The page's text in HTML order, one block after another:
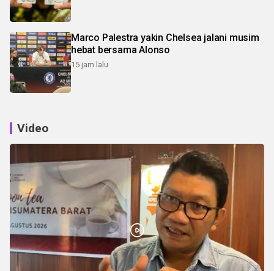
Marco Palestra yakin Chelsea jalani musim
hebat bersama Alonso
15 jam lalu
Video